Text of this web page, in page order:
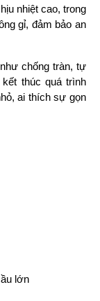
nhiệt cao, trong
gỉ, đảm bảo an
chống tràn, tự
thúc quá trình
ai thích sự gọn
lớn